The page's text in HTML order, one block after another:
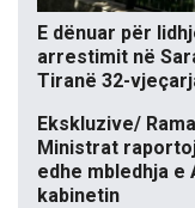
E dënuar për
arrestimit në
Tiranë 32-
Ekskluzive/
Ministrat
edhe mbledhja e
kabinetin